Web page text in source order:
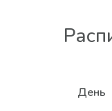
День